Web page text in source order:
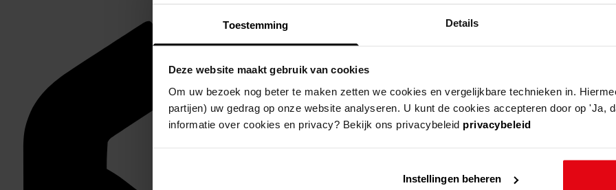
Toestemming Details
Deze website maakt gebruik van cookies
Om uw bezoek nog beter te maken zetten we cookies en vergelijkbare technieken in.
partijen) uw gedrag op onze website analyseren. U kunt de cookies accepteren door op 'Ja,
informatie over cookies en privacy? Bekijk ons privacybeleid privacybeleid
Instellingen beheren